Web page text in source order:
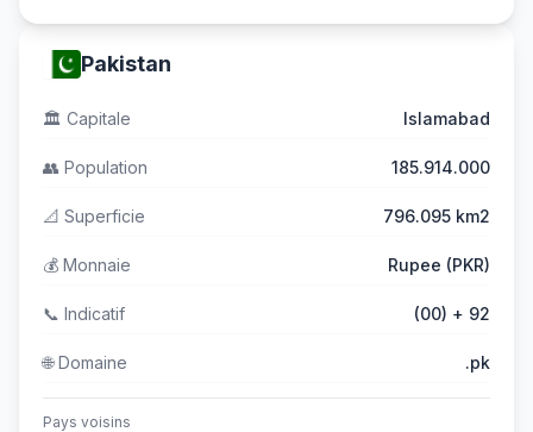
Pakistan
🏛️ Capitale Islamabad
👥 Population 185.914.000
📐 Superficie 796.095 km2
💰 Monnaie Rupee (PKR)
📞 Indicatif (00) + 92
🌐Domaine .pk
Pays voisins